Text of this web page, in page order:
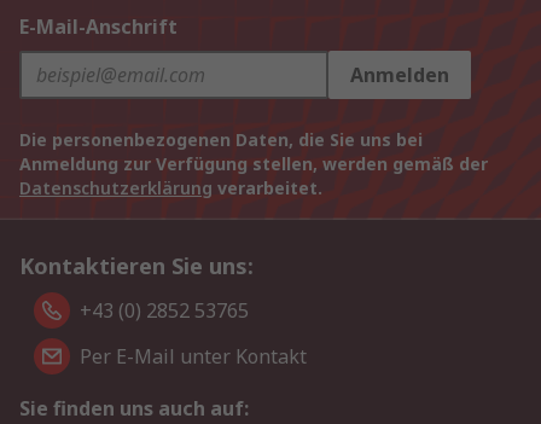
E-Mail-Anschrift
Anmelden
Die personenbezogenen Daten, die Sie uns bei
Anmeldung zur Verfügung stellen, werden gemäß der
Datenschutzerklärung verarbeitet.
Kontaktieren Sie uns:
+43 (0) 2852 53765
Per E-Mail unter Kontakt
Sie finden uns auch auf: